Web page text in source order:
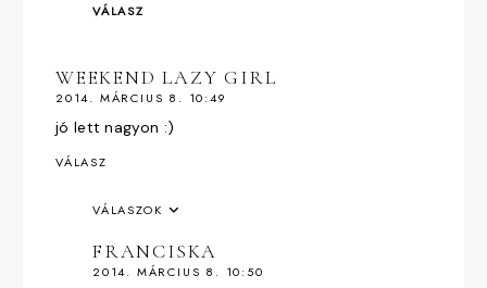
VÁLASZ
WEEKEND LAZY GIRL
2014. MÁRCIUS 8. 10:49
jó lett nagyon :)
VÁLASZ
VÁLASZOK
FRANCISKA
2014. MÁRCIUS 8. 10:50